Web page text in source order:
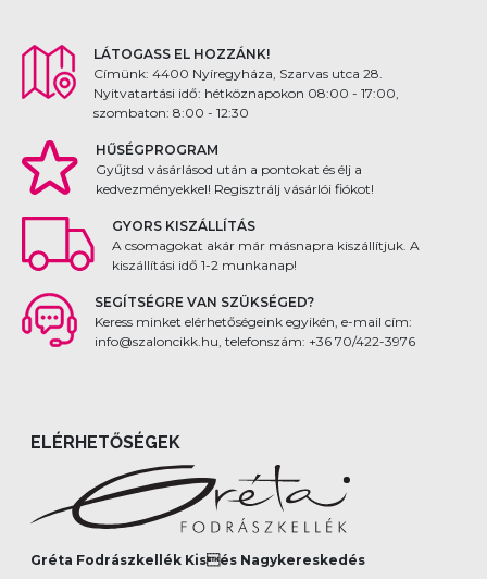
LÁTOGASS EL HOZZÁNK!
Címünk: 4400 Nyíregyháza, Szarvas utca 28.
Nyitvatartási idő: hétköznapokon 08:00 - 17:00,
szombaton: 8:00 - 12:30
HŰSÉGPROGRAM
Gyűjtsd vásárlásod után a pontokat és élj a
kedvezményekkel! Regisztrálj vásárlói fiókot!
GYORS KISZÁLLÍTÁS
A csomagokat akár már másnapra kiszállítjuk. A
kiszállítási idő 1-2 munkanap!
SEGÍTSÉGRE VAN SZÜKSÉGED?
Keress minket elérhetőségeink egyikén, e-mail cím:
info@szaloncikk.hu, telefonszám: +36 70/422-3976
ELÉRHETŐSÉGEK
Gréta Fodrászkellék Kisés Nagykereskedés